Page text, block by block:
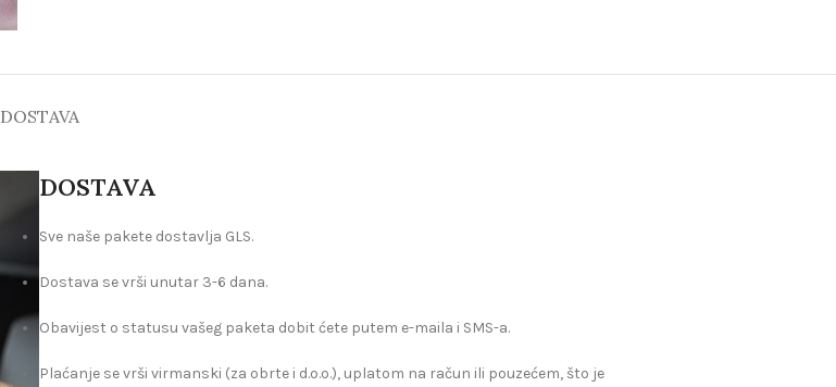
DOSTAVA
DOSTAVA
Sve naše pakete dostavlja GLS.
Dostava se vrši unutar 3-6 dana.
Obavijest o statusu vašeg paketa dobit ćete putem e-maila i SMS-a.
Plaćanje se vrši virmanski (za obrte i d.o.o.), uplatom na račun ili pouzećem, što je